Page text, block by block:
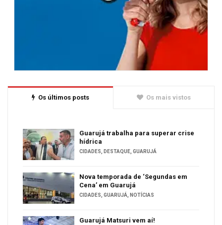
Os últimos posts Os mais vistos
Guarujá trabalha para superar crise
hídrica
CIDADES, DESTAQUE, GUARUJÁ
Nova temporada de ‘Segundas em
Cena’ em Guarujá
CIDADES, GUARUJÁ, NOTÍCIAS
Guarujá Matsuri vem aí!